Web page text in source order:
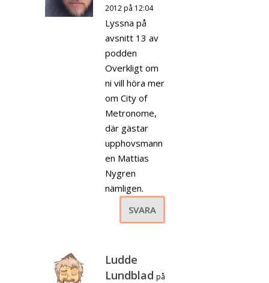
2012 på 12:04
Lyssna på
avsnitt 13 av
podden
Overkligt om
ni vill höra mer
om City of
Metronome,
där gästar
upphovsmann
en Mattias
Nygren
nämligen.
SVARA
Ludde
Lundblad på